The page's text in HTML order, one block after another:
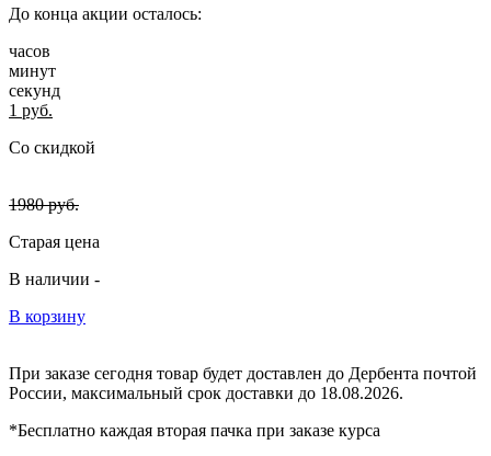
До конца акции осталось:
часов
минут
секунд
1 руб.
Со скидкой
1980руб.
Старая цена
В наличии -
В корзину
При заказе сегодня товар будет доставлен до Дербента почтой
России, максимальный срок доставки до 18.08.2026.
*Бесплатно каждая вторая пачка при заказе курса